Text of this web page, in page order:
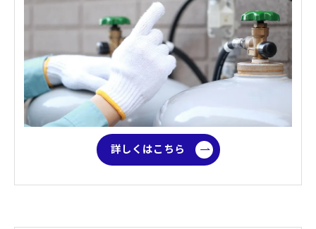
詳しくはこちら